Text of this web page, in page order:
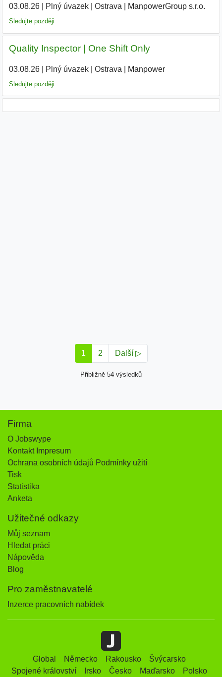
03.08.26| Plný úvazek| Ostrava ManpowerGroup s.r.o.
Sledujte později
Quality Inspector | One Shift Only
03.08.26| Plný úvazek| Ostrava Manpower
Sledujte později
1 2 Další ▷
Přibližně 54 výsledků
Firma
O Jobswype
Kontakt Impresum
Ochrana osobních údajů Podmínky užití
Tisk
Statistika
Anketa
Užitečné odkazy
Můj seznam
Hledat práci
Nápověda
Blog
Pro zaměstnavatelé
Inzerce pracovních nabídek
Global Německo Rakousko
Švýcarsko
Spojené království
Irsko Česko Maďarsko Polsko